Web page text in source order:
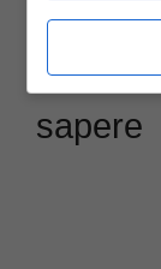
Tante
Radio
sapere